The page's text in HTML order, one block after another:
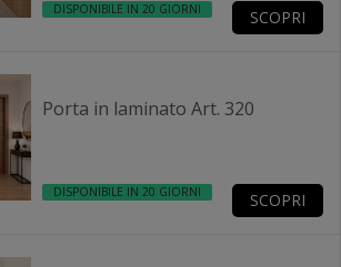
DISPONIBILE IN 20 GIORNI SCOPRI
Porta in laminato Art. 320
DISPONIBILE IN 20 GIORNI SCOPRI